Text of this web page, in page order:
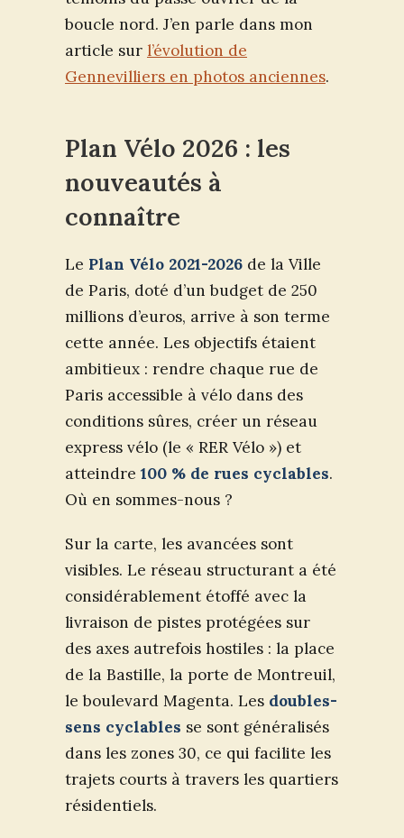
boucle nord. J’en parle dans mon
article sur l’évolution de
Gennevilliers en photos anciennes.
Plan Vélo 2026 : les
nouveautés à
connaître
Le Plan Vélo 2021-2026 de la Ville
de Paris, doté d’un budget de 250
millions d’euros, arrive à son terme
cette année. Les objectifs étaient
ambitieux : rendre chaque rue de
Paris accessible à vélo dans des
conditions sûres, créer un réseau
express vélo (le « RER Vélo ») et
atteindre 100 % de rues cyclables.
Où en sommes-nous ?
Sur la carte, les avancées sont
visibles. Le réseau structurant a été
considérablement étoffé avec la
livraison de pistes protégées sur
des axes autrefois hostiles : la place
de la Bastille, la porte de Montreuil,
le boulevard Magenta. Les doubles-
sens cyclables se sont généralisés
dans les zones 30, ce qui facilite les
trajets courts à travers les quartiers
résidentiels.